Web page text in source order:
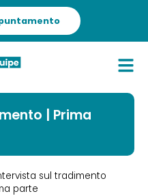
| Prima
sul tradimento
parte